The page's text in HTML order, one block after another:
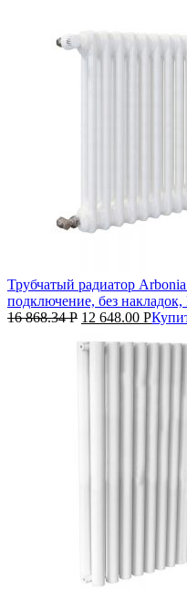
Трубчатый радиатор
подключение, без
16 868.34Р 12 648.00 Р